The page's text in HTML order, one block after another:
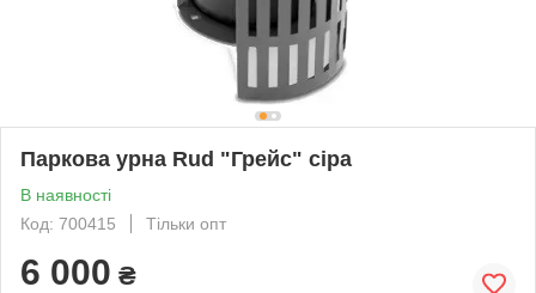
Паркова урна Rud "Грейс" сіра
В наявності
Код: 700415
Тільки опт
6 000 ₴